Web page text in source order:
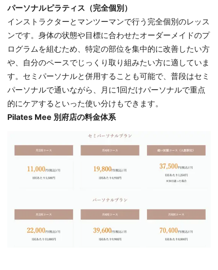
パーソナルピラティス（完全個別）
インストラクターとマンツーマンで行う完全個別のレッス
ンです。身体の状態や目標に合わせたオーダーメイドのプ
ログラムを組むため、特定の部位を集中的に改善したい方
や、自分のペースでじっくり取り組みたい方に適していま
す。セミパーソナルと併用することも可能で、普段はセミ
パーソナルで通いながら、月に1回だけパーソナルで重点
的にケアするといった使い分けもできます。
Pilates Mee 別府店の料金体系